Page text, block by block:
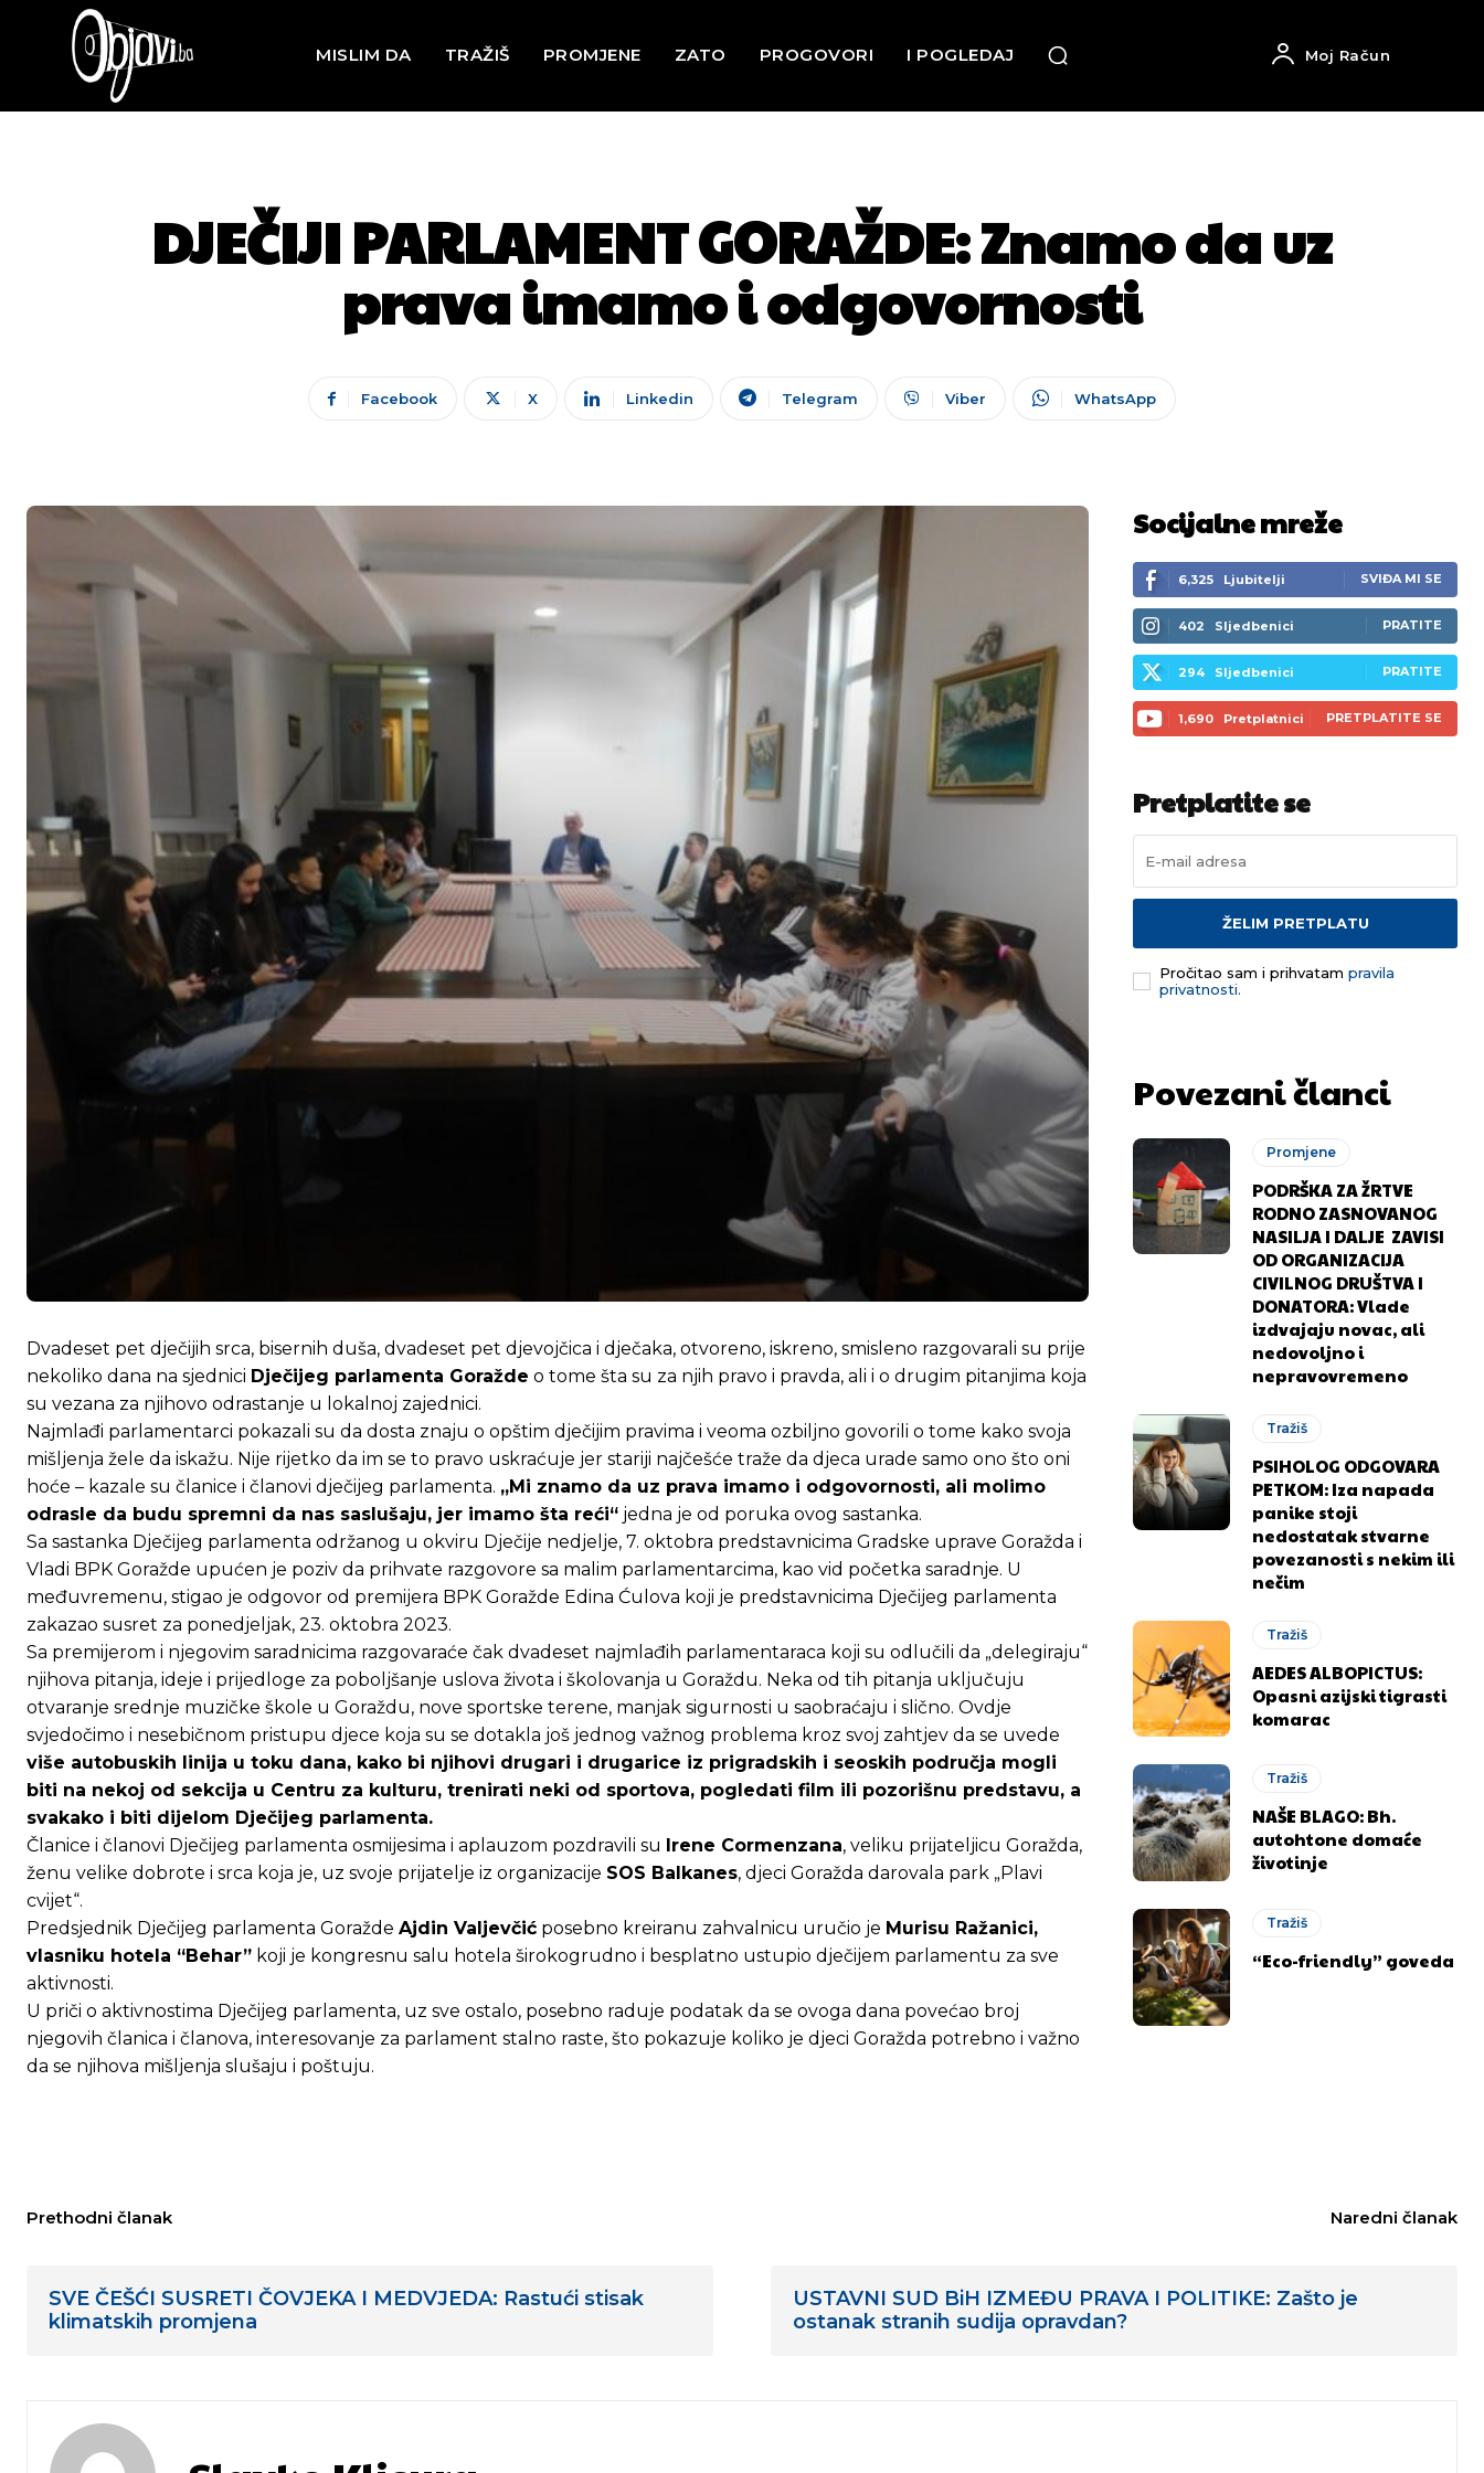
Pusti priču da živi!
Ovim putem želimo da vam se zahvalimo što ste odlučili da pustite Vašu priču da živi, Redakcija Objavi.ba
[wpuf_form id=”7463”]
Pusti priču da živi!
Ovim putem želimo da vam se zahvalimo što ste odlučili da pustite Vašu priču da živi, Redakcija Objavi.ba
[wpuf_form id=”7463”]
MISLIM DA TRAŽIŠ PROMJENE ZATO PROGOVORI I POGLEDAJ Moj Račun
DJEČIJI PARLAMENT GORAŽDE: Znamo da uz
prava imamo i odgovornosti
Facebook X Linkedin Telegram Viber WhatsApp
Dvadeset pet dječijih srca, bisernih duša, dvadeset pet djevojčica i dječaka, otvoreno, iskreno, smisleno razgovarali su prije
nekoliko dana na sjednici Dječijeg parlamenta Goražde o tome šta su za njih pravo i pravda, ali i o drugim pitanjima koja
su vezana za njihovo odrastanje u lokalnoj zajednici.
Najmlađi parlamentarci pokazali su da dosta znaju o opštim dječijim pravima i veoma ozbiljno govorili o tome kako svoja
mišljenja žele da iskažu. Nije rijetko da im se to pravo uskraćuje jer stariji najčešće traže da djeca urade samo ono što oni
hoće – kazale su članice i članovi dječijeg parlamenta. „Mi znamo da uz prava imamo i odgovornosti, ali molimo
odrasle da budu spremni da nas saslušaju, jer imamo šta reći“ jedna je od poruka ovog sastanka.
Sa sastanka Dječijeg parlamenta održanog u okviru Dječije nedjelje, 7. oktobra predstavnicima Gradske uprave Goražda i
Vladi BPK Goražde upućen je poziv da prihvate razgovore sa malim parlamentarcima, kao vid početka saradnje. U
međuvremenu, stigao je odgovor od premijera BPK Goražde Edina Ćulova koji je predstavnicima Dječijeg parlamenta
zakazao susret za ponedjeljak, 23. oktobra 2023.
Sa premijerom i njegovim saradnicima razgovaraće čak dvadeset najmlađih parlamentaraca koji su odlučili da „delegiraju“
njihova pitanja, ideje i prijedloge za poboljšanje uslova života i školovanja u Goraždu. Neka od tih pitanja uključuju
otvaranje srednje muzičke škole u Goraždu, nove sportske terene, manjak sigurnosti u saobraćaju i slično. Ovdje
svjedočimo i nesebičnom pristupu djece koja su se dotakla još jednog važnog problema kroz svoj zahtjev da se uvede
više autobuskih linija u toku dana, kako bi njihovi drugari i drugarice iz prigradskih i seoskih područja mogli
biti na nekoj od sekcija u Centru za kulturu, trenirati neki od sportova, pogledati film ili pozorišnu predstavu, a
svakako i biti dijelom Dječijeg parlamenta.
Članice i članovi Dječijeg parlamenta osmijesima i aplauzom pozdravili su
Irene Cormenzana, veliku prijateljicu Goražda,
ženu velike dobrote i srca koja je, uz svoje prijatelje iz organizacije SOS Balkanes, djeci Goražda darovala park „Plavi
cvijet“.
Predsjednik Dječijeg parlamenta Goražde Ajdin Valjevčić posebno kreiranu zahvalnicu uručio je Murisu Ražanici,
vlasniku hotela “Behar” koji je kongresnu salu hotela širokogrudno i besplatno ustupio dječijem parlamentu za sve
aktivnosti.
U priči o aktivnostima Dječijeg parlamenta, uz sve ostalo, posebno raduje podatak da se ovoga dana povećao broj
njegovih članica i članova, interesovanje za parlament stalno raste, što pokazuje koliko je djeci Goražda potrebno i važno
da se njihova mišljenja slušaju i poštuju.
Socijalne mreže
6,325 Ljubitelji SVIĐA MI SE
402 Sljedbenici PRATITE
294 Sljedbenici PRATITE
1,690 Pretplatnici PRETPLATITE SE
Pretplatite se
ŽELIM PRETPLATU
Pročitao sam i prihvatam pravila
privatnosti.
Povezani članci
Promjene
PODRŠKA ZA ŽRTVE
RODNO ZASNOVANOG
NASILJA I DALJE ZAVISI
OD ORGANIZACIJA
CIVILNOG DRUŠTVA I
DONATORA: Vlade
izdvajaju novac, ali
nedovoljno i
nepravovremeno
Tražiš
PSIHOLOG ODGOVARA
PETKOM: Iza napada
panike stoji
nedostatak stvarne
povezanosti s nekim ili
nečim
Tražiš
AEDES ALBOPICTUS:
Opasni azijski tigrasti
komarac
Tražiš
NAŠE BLAGO: Bh.
autohtone domaće
životinje
Tražiš
“Eco-friendly” goveda
Prethodni članak
SVE ČEŠĆI SUSRETI ČOVJEKA I MEDVJEDA: Rastući stisak
klimatskih promjena
Naredni članak
USTAVNI SUD BiH IZMEĐU PRAVA I POLITIKE: Zašto je
ostanak stranih sudija opravdan?